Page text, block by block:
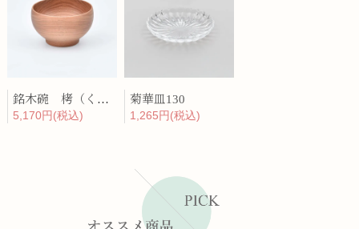
銘木碗 栲（くるみ）
5,170円(税込)
菊華皿130
1,265円(税込)